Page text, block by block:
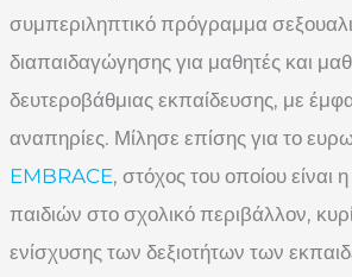
συμπεριληπτικό πρόγραμμα
διαπαιδαγώγησης για μαθητές και
δευτεροβάθμιας εκπαίδευσης, με
αναπηρίες. Μίλησε επίσης για το
EMBRACE, στόχος του οποίου είναι
παιδιών στο σχολικό περιβάλλον,
ενίσχυσης των δεξιοτήτων των